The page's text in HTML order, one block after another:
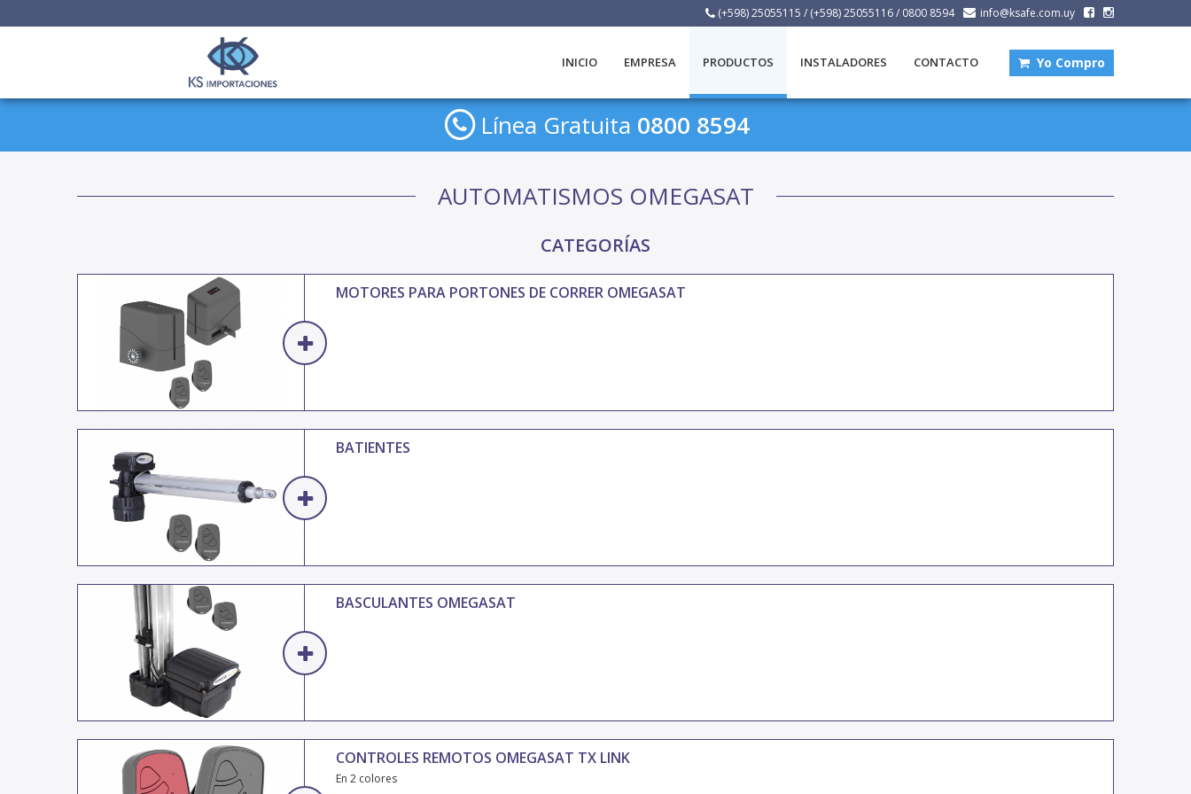
info@ksafe.com.uy
(+598) 25055115 / (+598) 25055116/ 0800 8594
INICIO EMPRESA PRODUCTOS INSTALADORES CONTACTO Yo Compro
Línea Gratuita 0800 8594
AUTOMATISMOS OMEGASAT
CATEGORÍAS
MOTORES PARA PORTONES DE CORRER OMEGASAT
BATIENTES
BASCULANTES OMEGASAT
CONTROLES REMOTOS OMEGASAT TX LINK
En 2 colores